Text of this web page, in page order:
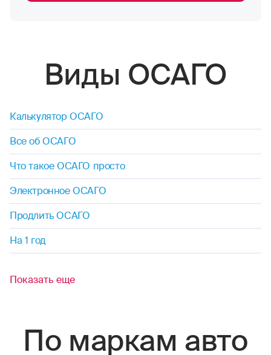
Виды ОСАГО
Калькулятор ОСАГО
Все об ОСАГО
Что такое ОСАГО просто
Электронное ОСАГО
Продлить ОСАГО
На 1 год
Показать еще
По маркам авто